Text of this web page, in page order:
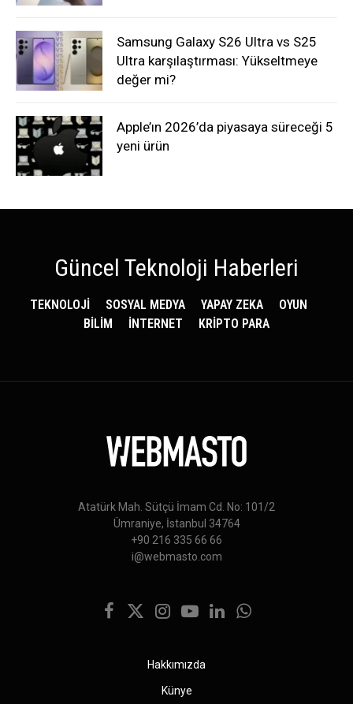
Samsung Galaxy S26 Ultra vs S25
Ultra karşılaştırması: Yükseltmeye
değer mi?
Apple’ın 2026’da piyasaya süreceği 5
yeni ürün
Güncel Teknoloji Haberleri
TEKNOLOJİ SOSYAL MEDYA YAPAY ZEKA
OYUN
BİLİM
İNTERNET KRİPTO PARA
Atatürk Mah. Sütçü İmam Cd. No: 101/2
Ümraniye, İstanbul 34764
+90 216 335 66 66
i@webmasto.com
Facebook
X
Instagram
YouTubeLinkedInWhatsApp
Hakkımızda
Künye